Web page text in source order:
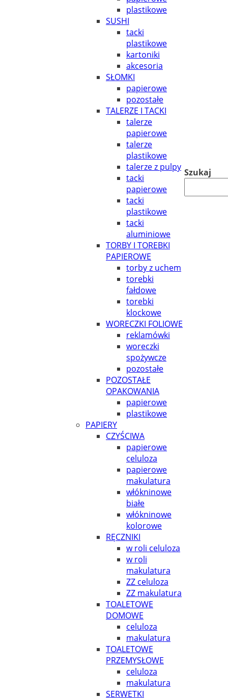
plastikowe
SUSHI
tacki
plastikowe
kartoniki
akcesoria
SŁOMKI
papierowe
pozostałe
TALERZE I TACKI
talerze
papierowe
talerze
plastikowe
talerze z pulpy
tacki
papierowe
tacki
plastikowe
tacki
aluminiowe
TORBY I TOREBKI
PAPIEROWE
torby z uchem
torebki
fałdowe
torebki
klockowe
WORECZKI FOLIOWE
reklamówki
woreczki
spożywcze
pozostałe
POZOSTAŁE
OPAKOWANIA
papierowe
plastikowe
PAPIERY
CZYŚCIWA
papierowe
celuloza
papierowe
makulatura
włókninowe
białe
włókninowe
kolorowe
RĘCZNIKI
w roli celuloza
w roli
makulatura
ZZ celuloza
ZZ makulatura
TOALETOWE
DOMOWE
celuloza
makulatura
TOALETOWE
PRZEMYSŁOWE
celuloza
makulatura
SERWETKI
Szukaj